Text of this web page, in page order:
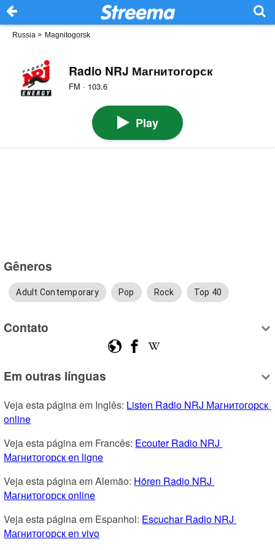
Russia > Magnitogorsk
Radio NRJ Магнитогорск
FM · 103.6
Play
Gêneros
Adult Contemporary Pop Rock Top 40
Contato
Em outras línguas
Veja esta página em Inglês: Listen Radio NRJ Магнитогорск
online
Veja esta página em Francês: Ecouter Radio NRJ
Магнитогорск en ligne
Veja esta página em Alemão: Hören Radio NRJ
Магнитогорск online
Veja esta página em Espanhol: Escuchar Radio NRJ
Магнитогорск en vivo